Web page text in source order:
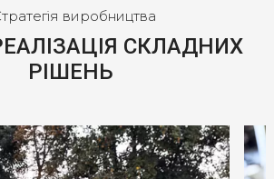
виробництва
СКЛАДНИХ
РІШЕНЬ